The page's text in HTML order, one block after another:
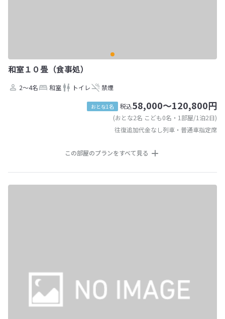
和室１０畳（食事処）
2～4名 和室 トイレ 禁煙
おとな1名 税込58,000～120,800円
(おとな2名 こども0名・1部屋/1泊2日)
往復追加代金なし列車・普通車指定席
この部屋のプランをすべて見る